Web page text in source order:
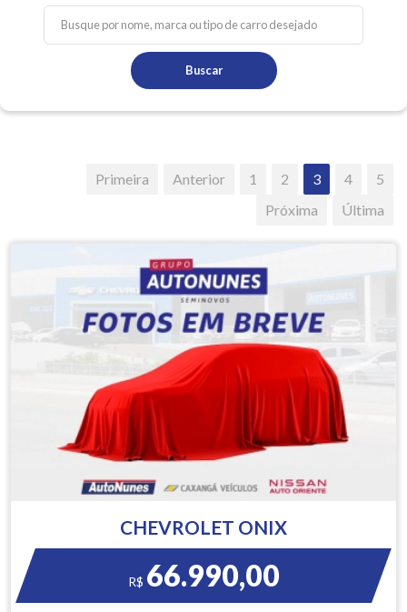
Buscar
Primeira Anterior 1 2 3 4
5
Próxima
Última
CHEVROLET ONIX
R$ 66.990,00